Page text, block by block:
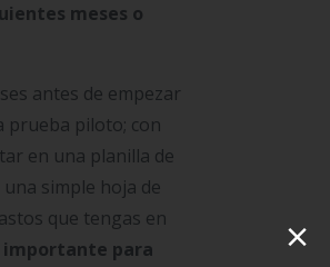
meses o
antes de empezar
prueba piloto; con
en una planilla de
una simple hoja de
que tengas en
importante para
×